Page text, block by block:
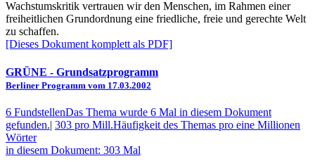
Wachstumskritik vertrauen wir den Menschen, im Rahmen einer
freiheitlichen Grundordnung eine friedliche, freie und gerechte Welt
zu schaffen.
[Dieses Dokument komplett als PDF]
GRÜNE - Grundsatzprogramm
Berliner Programm vom 17.03.2002
6 FundstellenDas Thema wurde 6 Mal in diesem Dokument
gefunden.| 303 pro Mill.Häufigkeit des Themas pro eine Millionen
Wörter
in diesem Dokument: 303 Mal